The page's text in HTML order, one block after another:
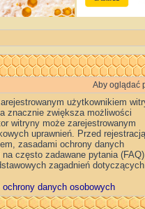
Aby oglądać
użytkownikiem
znacznie zwiększa możliwości
witryny może zarejestrowanym
uprawnień. Przed rejestracją
zasadami ochrony danych
często zadawane pytania
zagadnień dotyczących
ochrony danych osobowych